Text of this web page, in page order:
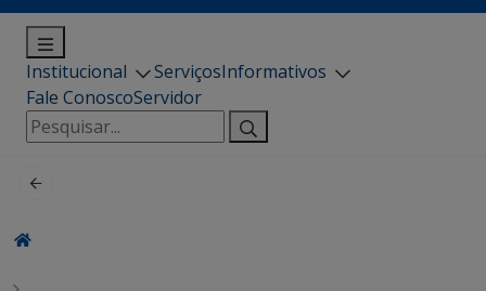
Institucional ServiçosInformativos
Fale ConoscoServidor
Pesquisar
por: